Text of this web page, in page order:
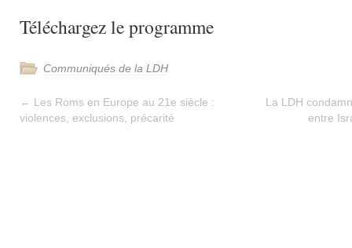
Téléchargez le programme
Communiqués de la LDH
← Les Roms en Europe au 21e siècle :
violences, exclusions, précarité
La LDH
entre